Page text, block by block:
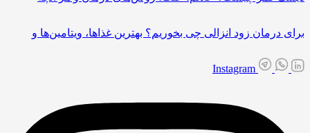
برای درمان زود انزالی چی بخوریم؟ بهترین غذاها، ویتامین‌ها و
Instagram